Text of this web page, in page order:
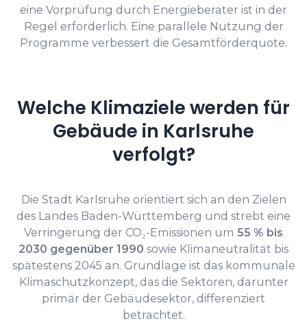
eine Vorprüfung durch Energieberater ist in der
Regel erforderlich. Eine parallele Nutzung der
Programme verbessert die Gesamtförderquote.
Welche Klimaziele werden für
Gebäude in Karlsruhe
verfolgt?
Die Stadt Karlsruhe orientiert sich an den Zielen
des Landes Baden-Württemberg und strebt eine
Verringerung der CO₂-Emissionen um 55 % bis
2030 gegenüber 1990 sowie Klimaneutralität bis
spätestens 2045 an. Grundlage ist das kommunale
Klimaschutzkonzept, das die Sektoren, darunter
primär der Gebäudesektor, differenziert
betrachtet.